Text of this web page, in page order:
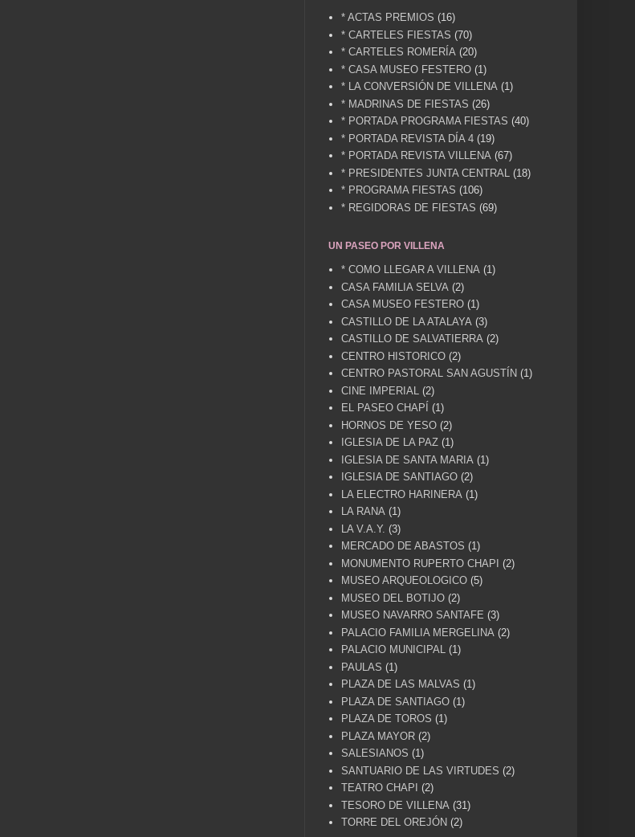
* ACTAS PREMIOS (16)
* CARTELES FIESTAS (70)
* CARTELES ROMERÍA (20)
* CASA MUSEO FESTERO (1)
* LA CONVERSIÓN DE VILLENA (1)
* MADRINAS DE FIESTAS (26)
* PORTADA PROGRAMA FIESTAS (40)
* PORTADA REVISTA DÍA 4 (19)
* PORTADA REVISTA VILLENA (67)
* PRESIDENTES JUNTA CENTRAL
(18)
* PROGRAMA FIESTAS (106)
* REGIDORAS DE FIESTAS (69)
UN PASEO POR VILLENA
* COMO LLEGAR A VILLENA (1)
CASA FAMILIA SELVA (2)
CASA MUSEO FESTERO (1)
CASTILLO DE LA ATALAYA (3)
CASTILLO DE SALVATIERRA (2)
CENTRO HISTORICO (2)
CENTRO PASTORAL SAN AGUSTÍN (1)
CINE IMPERIAL
(2)
EL PASEO CHAPÍ
(1)
HORNOS DE YESO (2)
IGLESIA DE LA PAZ (1)
IGLESIA DE SANTA MARIA (1)
IGLESIA DE SANTIAGO (2)
LA ELECTRO HARINERA (1)
LA RANA (1)
LA V.A.Y. (3)
MERCADO DE ABASTOS (1)
MONUMENTO RUPERTO CHAPI
(2)
MUSEO ARQUEOLOGICO (5)
MUSEO DEL BOTIJO (2)
MUSEO NAVARRO SANTAFE (3)
PALACIO FAMILIA MERGELINA (2)
PALACIO MUNICIPAL (1)
PAULAS (1)
PLAZA DE LAS MALVAS (1)
PLAZA DE SANTIAGO (1)
PLAZA DE TOROS (1)
PLAZA MAYOR (2)
SALESIANOS (1)
SANTUARIO DE LAS VIRTUDES (2)
TEATRO CHAPI
(2)
TESORO DE VILLENA (31)
TORRE DEL OREJÓN (2)